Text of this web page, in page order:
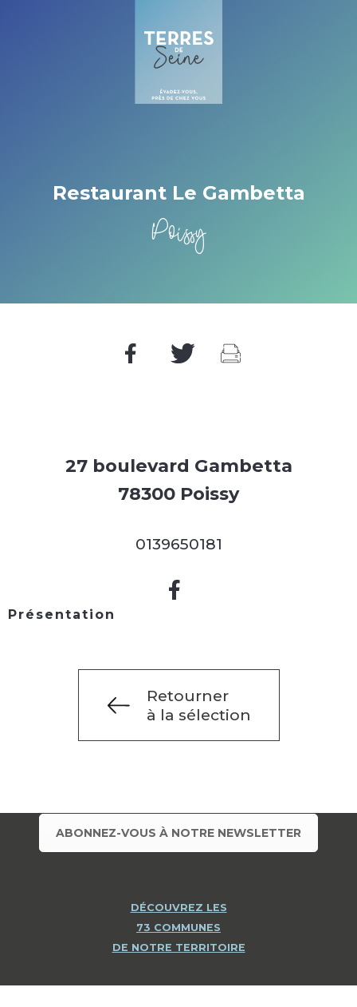
Restaurant Le Gambetta
Poissy
27 boulevard Gambetta
78300 Poissy
0139650181
Présentation
Retourner
à la sélection
ABONNEZ-VOUS À NOTRE NEWSLETTER
DÉCOUVREZ LES
73 COMMUNES
DE NOTRE TERRITOIRE